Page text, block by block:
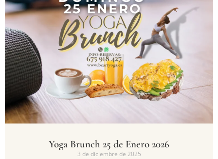
Yoga Brunch 25 de Enero 2026
3 de diciembre de 2025